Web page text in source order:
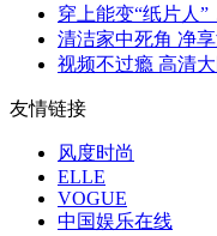
穿上能变“纸片人”
清洁家中死角 净
视频不过瘾 高清
友情链接
风度时尚
ELLE
VOGUE
中国娱乐在线